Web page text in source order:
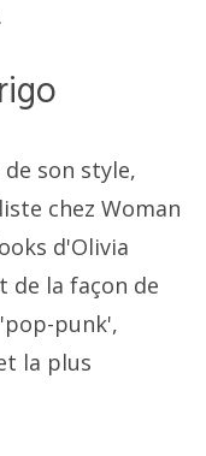
son style,
chez Woman
d'Olivia
de la façon de
punk',
la plus